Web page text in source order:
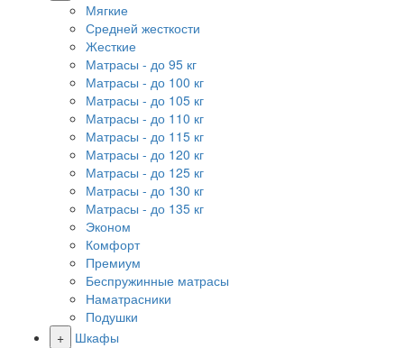
Мягкие
Средней жесткости
Жесткие
Матрасы - до 95 кг
Матрасы - до 100 кг
Матрасы - до 105 кг
Матрасы - до 110 кг
Матрасы - до 115 кг
Матрасы - до 120 кг
Матрасы - до 125 кг
Матрасы - до 130 кг
Матрасы - до 135 кг
Эконом
Комфорт
Премиум
Беспружинные матрасы
Наматрасники
Подушки
+
Шкафы